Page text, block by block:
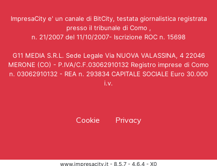
ImpresaCity e' un canale di BitCity, testata giornalistica registrata
presso il tribunale di Como ,
n. 21/2007 del 11/10/2007- Iscrizione ROC n. 15698
G11 MEDIA S.R.L. Sede Legale Via NUOVA VALASSINA, 4 22046
MERONE (CO) - P.IVA/C.F.03062910132 Registro imprese di Como
n. 03062910132 - REA n. 293834 CAPITALE SOCIALE Euro 30.000
i.v.
Cookie Privacy
www.impresacity.it - 8.5.7 - 4.6.4 - X0